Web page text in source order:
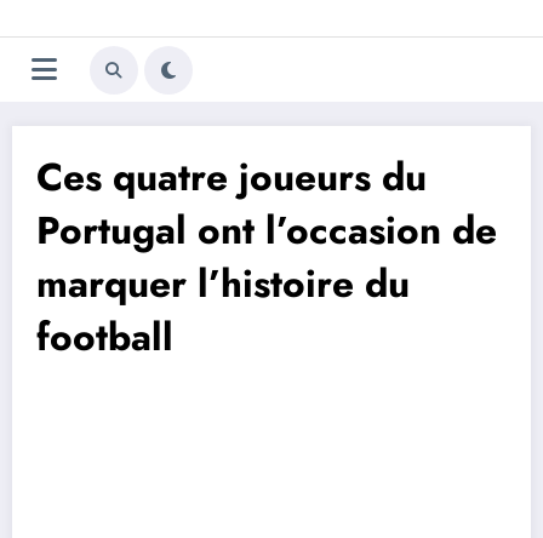
au
contenu
Trivela
L'actualité du football
Ces quatre joueurs du
Portugal ont l’occasion de
marquer l’histoire du
football